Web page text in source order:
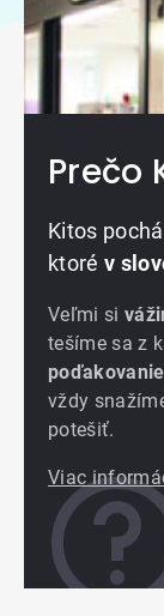
Prečo
Kitos
ktoré v
Veľmi si
tešíme sa z
vždy
potešiť.
Viac